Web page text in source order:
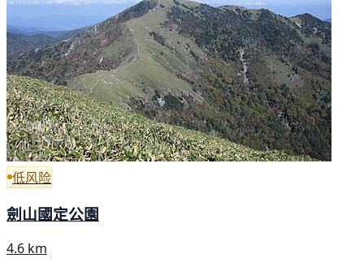
低风险
劍山國定公園
4.6 km